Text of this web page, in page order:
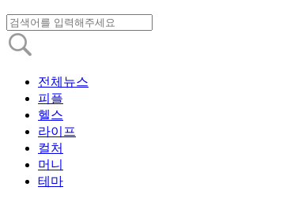
전체뉴스
피플
헬스
라이프
컬처
머니
테마